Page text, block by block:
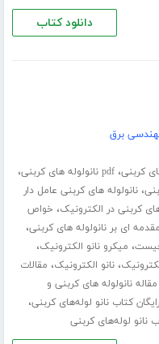
دانلود کتاب
برق
کربنی،pdf نانولوله های کربنی ،
،نانولوله های کربنی عامل دار
های کربنی در الکترونیک، خواص
مقدمه ای بر نانولوله های کربنی،
چیست، میکرو نانو الکترونیک،
،نانو الکترونیک، مقالات
مقاله نانولوله های کربنی و
کتاب نانو لوله‌های کربنی،
نانو لوله‌های کربنی